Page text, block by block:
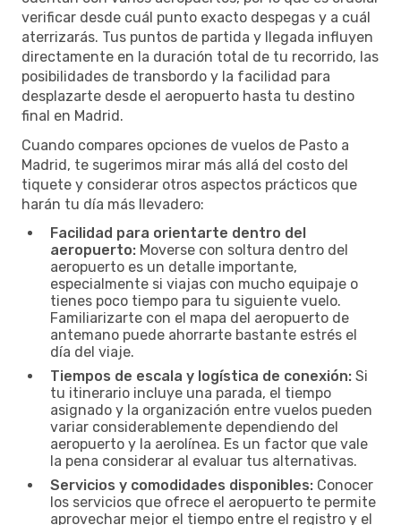
verificar desde cuál punto exacto despegas y a cuál
aterrizarás. Tus puntos de partida y llegada influyen
directamente en la duración total de tu recorrido, las
posibilidades de transbordo y la facilidad para
desplazarte desde el aeropuerto hasta tu destino
final en Madrid.
Cuando compares opciones de vuelos de Pasto a
Madrid, te sugerimos mirar más allá del costo del
tiquete y considerar otros aspectos prácticos que
harán tu día más llevadero:
Facilidad para orientarte dentro del
aeropuerto: Moverse con soltura dentro del
aeropuerto es un detalle importante,
especialmente si viajas con mucho equipaje o
tienes poco tiempo para tu siguiente vuelo.
Familiarizarte con el mapa del aeropuerto de
antemano puede ahorrarte bastante estrés el
día del viaje.
Tiempos de escala y logística de conexión: Si
tu itinerario incluye una parada, el tiempo
asignado y la organización entre vuelos pueden
variar considerablemente dependiendo del
aeropuerto y la aerolínea. Es un factor que vale
la pena considerar al evaluar tus alternativas.
Servicios y comodidades disponibles: Conocer
los servicios que ofrece el aeropuerto te permite
aprovechar mejor el tiempo entre el registro y el